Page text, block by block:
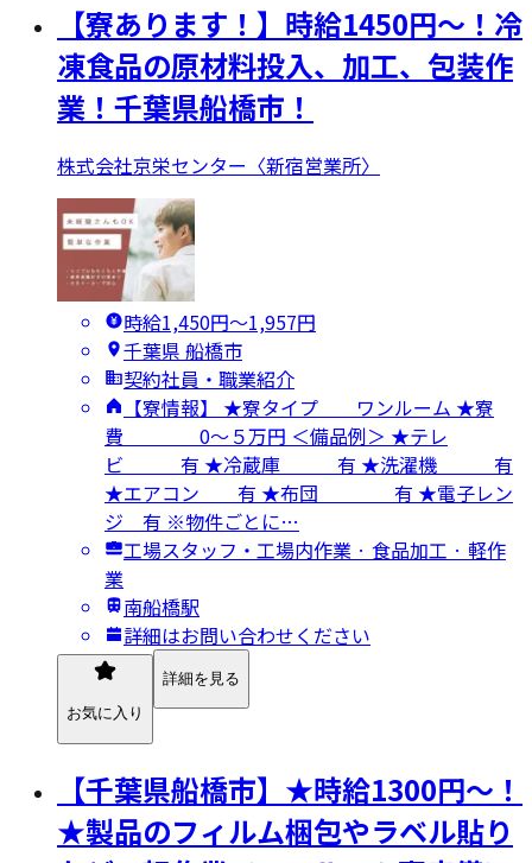
【寮あります！】時給1450円～！冷
凍食品の原材料投入、加工、包装作
業！千葉県船橋市！
株式会社京栄センター〈新宿営業所〉
時給1,450円〜1,957円
千葉県 船橋市
契約社員・職業紹介
【寮情報】 ★寮タイプ ワンルーム ★寮
費 0～５万円 ＜備品例＞ ★テレ
ビ 有 ★冷蔵庫 有 ★洗濯機 有
★エアコン 有 ★布団 有 ★電子レン
ジ 有 ※物件ごとに…
工場スタッフ・工場内作業 · 食品加工 · 軽作
業
南船橋駅
詳細はお問い合わせください
お気に入り
詳細を見る
【千葉県船橋市】★時給1300円～！
★製品のフィルム梱包やラベル貼り